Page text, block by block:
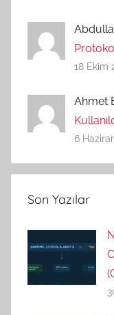
18 Ekim
Ahmet
6
Son Yazılar